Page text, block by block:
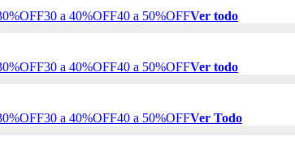
30 a 40%OFF40 a 50%OFFVer todo
30 a 40%OFF40 a 50%OFFVer todo
30 a 40%OFF40 a 50%OFFVer Todo